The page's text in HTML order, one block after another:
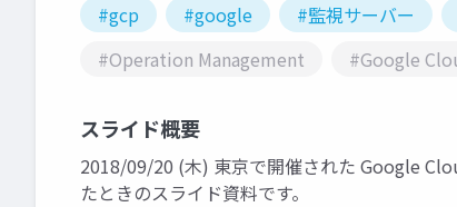
#gcp #google #監視サーバー
#Operation Management
#Google
スライド概要
2018/09/20 (木) 東京で開催された Google
たときのスライド資料です。